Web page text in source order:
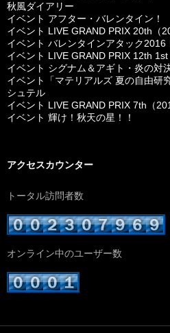
秋風ダイアリー
イベント アフター・バレンタイン！
イベント LIVE GRAND PRIX 20th（
イベント バレンタインアタック2016
イベント LIVE GRAND PRIX 12th
イベント シグナム＆アギト・炎の対
イベント「マテリアルズ 夏の自由研
シュテル
イベント LIVE GRAND PRIX 7th（
イベント 輝け！秋天の星！！
アクセスカウンター
トータル訪問者数
オンライン中のユーザー数